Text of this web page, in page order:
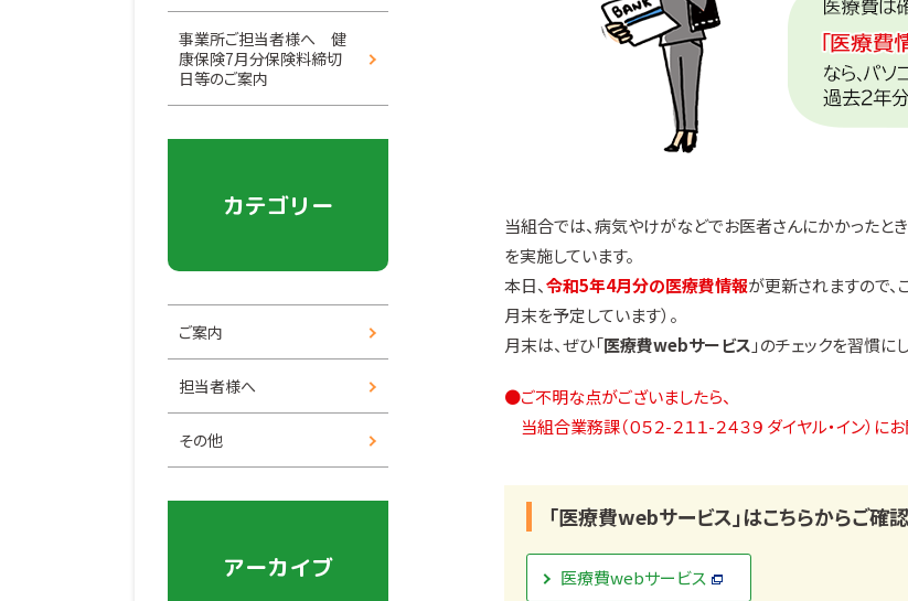
当組合では、病気やけがなどでお医者さんにかかった
を実施しています。
本日、令和5年4月分の医療費情報が更新されますので
月末を予定しています）。
月末は、ぜひ「医療費webサービス 」のチェックを習慣に
●ご不明な点がございましたら、
当組合業務課（０５２-２１１-２４３９ ダイヤル・イン）に
「医療費webサービス」はこちらからご確
医療費webサービス
事業所ご担当者様へ 健
康保険7月分保険料締切
日等のご案内
カテゴリー
ご案内
担当者様へ
その他
アーカイブ